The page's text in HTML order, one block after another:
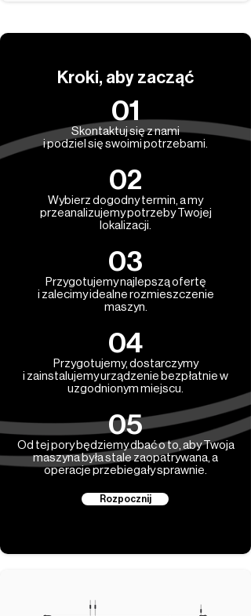
Kroki, aby zacząć
01
Skontaktuj się z nami
i podziel się swoimi potrzebami.
02
Wybierz dogodny termin, a my
przeanalizujemy potrzeby Twojej
lokalizacji.
03
Przygotujemy najlepszą ofertę
i zalecimy idealne rozmieszczenie
maszyn.
04
Przygotujemy, dostarczymy
i zainstalujemy urządzenie bezpłatnie w
uzgodnionym miejscu.
05
Od tej pory będziemy dbać o to, aby Twoja
maszyna była stale zaopatrywana, a
operacje przebiegały sprawnie.
Rozpocznij